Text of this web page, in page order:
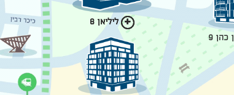
כהן 9
ליליאן 6
ליליאן 8